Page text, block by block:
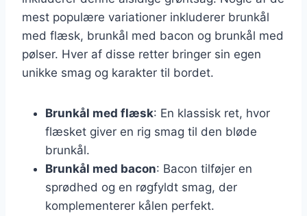
mest populære variationer inkluderer brunkål
med flæsk, brunkål med bacon og brunkål med
pølser. Hver af disse retter bringer sin egen
unikke smag og karakter til bordet.
Brunkål med flæsk: En klassisk ret, hvor
flæsket giver en rig smag til den bløde
brunkål.
Brunkål med bacon: Bacon tilføjer en
sprødhed og en røgfyldt smag, der
komplementerer kålen perfekt.